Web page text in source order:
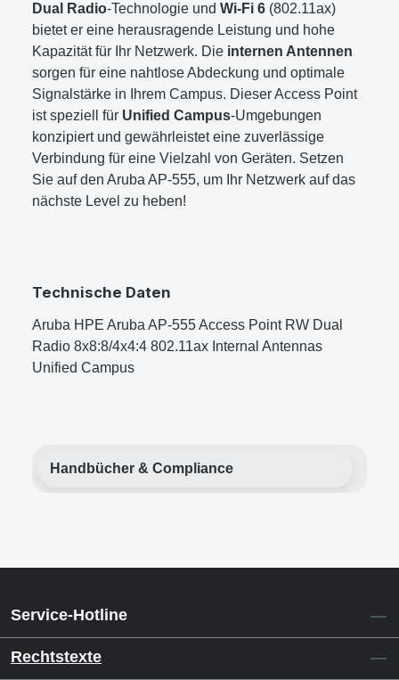
Dual Radio-Technologie und Wi-Fi 6 (802.11ax)
bietet er eine herausragende Leistung und hohe
Kapazität für Ihr Netzwerk. Die internen Antennen
sorgen für eine nahtlose Abdeckung und optimale
Signalstärke in Ihrem Campus. Dieser Access Point
ist speziell für Unified Campus-Umgebungen
konzipiert und gewährleistet eine zuverlässige
Verbindung für eine Vielzahl von Geräten. Setzen
Sie auf den Aruba AP-555, um Ihr Netzwerk auf das
nächste Level zu heben!
Technische Daten
Aruba HPE Aruba AP-555 Access Point RW Dual
Radio 8x8:8/4x4:4 802.11ax Internal Antennas
Unified Campus
Handbücher & Compliance
Service-Hotline
Rechtstexte